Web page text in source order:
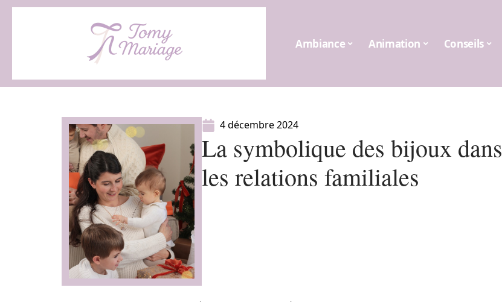
Ambiance Animation Conseils
4 décembre 2024
La symbolique des bijoux dans
les relations familiales